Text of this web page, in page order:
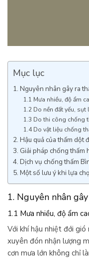
Mục lục
1. Nguyên nhân gây ra
1.1 Mưa nhiều, độ ẩm
1.2 Do nền đất yếu, sụt
1.3 Do thi công chống
1.4 Do vật liệu chống
2. Hậu quả của thấm dột
3. Giải pháp chống thấm
4. Dịch vụ chống thấm
5. Một số lưu ý khi lựa
1. Nguyên nhân
1.1 Mưa nhiều, độ ẩm
Với khí hậu nhiệt đới
xuyên đón nhận lượng
cơn mưa lớn không chỉ